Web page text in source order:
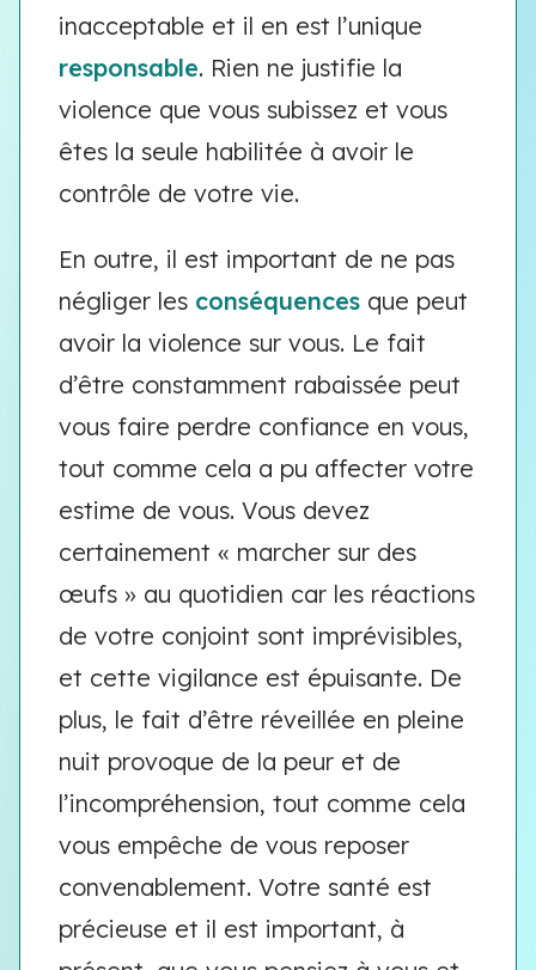
inacceptable et il en est l’unique
responsable. Rien ne justifie la
violence que vous subissez et vous
êtes la seule habilitée à avoir le
contrôle de votre vie.
En outre, il est important de ne pas
négliger les conséquences que peut
avoir la violence sur vous. Le fait
d’être constamment rabaissée peut
vous faire perdre confiance en vous,
tout comme cela a pu affecter votre
estime de vous. Vous devez
certainement « marcher sur des
œufs » au quotidien car les réactions
de votre conjoint sont imprévisibles,
et cette vigilance est épuisante. De
plus, le fait d’être réveillée en pleine
nuit provoque de la peur et de
l’incompréhension, tout comme cela
vous empêche de vous reposer
convenablement. Votre santé est
précieuse et il est important, à